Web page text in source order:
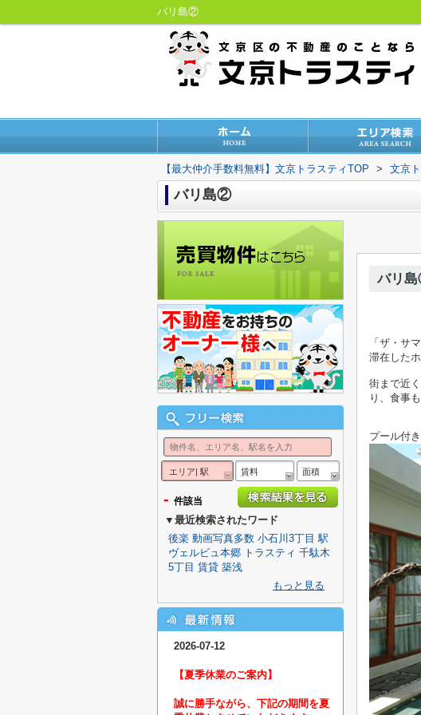
バリ島②
【最大仲介手数料無料】文京トラスティTOP > 文京
バリ島②
バリ
「ザ・サ
滞在したホ
街まで近
り、食事
プール付
エリア| 駅 賃料 面積
- 件該当
▼最近検索されたワード
後楽 動画写真多数 小石川3丁目 駅
ヴェルビュ本郷 トラスティ 千駄木
5丁目 賃貸 築浅
もっと見る
2026-07-12
【夏季休業のご案内】
誠に勝手ながら、下記の期間を夏